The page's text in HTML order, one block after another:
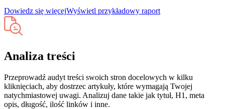
Dowiedz się więcejWyświetl przykładowy raport
Analiza treści
Przeprowadź audyt treści swoich stron docelowych w kilku
kliknięciach, aby dostrzec artykuły, które wymagają Twojej
natychmiastowej uwagi. Analizuj dane takie jak tytuł, H1, meta
opis, długość, ilość linków i inne.